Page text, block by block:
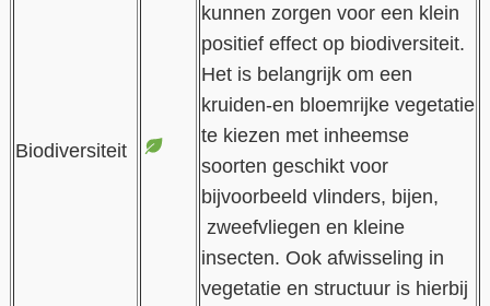
Biodiversiteit
kunnen zorgen voor een klein
positief effect op biodiversiteit.
Het is belangrijk om een
kruiden-en bloemrijke vegetatie
te kiezen met inheemse
soorten geschikt voor
bijvoorbeeld vlinders, bijen,
zweefvliegen en kleine
insecten. Ook afwisseling in
vegetatie en structuur is hierbij